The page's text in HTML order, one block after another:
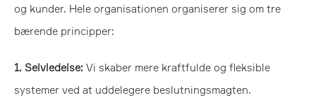
og kunder. Hele organisationen organiserer sig om tre
bærende principper:
1. Selvledelse: Vi skaber mere kraftfulde og fleksible
systemer ved at uddelegere beslutningsmagten.